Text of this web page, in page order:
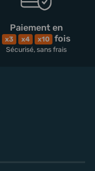
Paiement en
x3 x4 x10 fois
Sécurisé, sans frais